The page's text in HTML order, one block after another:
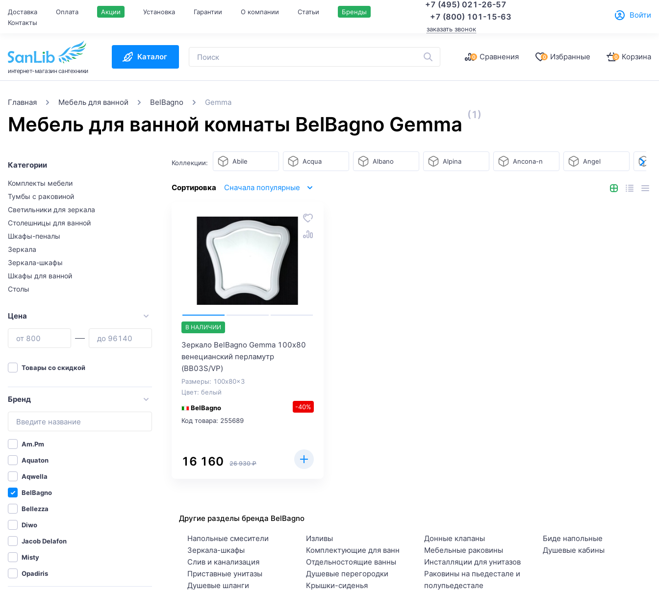
Доставка Оплата Акции Установка Гарантии О компании Статьи
Бренды
Контакты
+7 (495) 021-26-57
+7 (800) 101-15-63
заказать звонок
Войти
интернет-магазин сантехники
Каталог 0 Сравнения 0 Избранные 0 Корзина
Главная Мебель для ванной BelBagno Gemma
Мебель для ванной комнаты BelBagno Gemma (1)
Категории
Комплекты мебели
Тумбы с раковиной
Светильники для зеркала
Столешницы для ванной
Шкафы-пеналы
Зеркала
Зеркала-шкафы
Шкафы для ванной
Столы
Цена
Товары со скидкой
Бренд
Am.Pm
Aquaton
Aqwella
BelBagno
Bellezza
Diwo
Jacob Delafon
Misty
Opadiris
Коллекции: Abile Acqua Albano Alpina Ancona-n Angel
Сортировка Сначала популярные
В НАЛИЧИИ
Зеркало BelBagno Gemma 100х80
венецианский перламутр
(BB03S/VP)
Размеры: 100x80x3
Цвет: белый
BelBagno
-40%
Код товара: 255689
16 160 26 930 ₽
Другие разделы бренда BelBagno
Напольные смесители
Зеркала-шкафы
Слив и канализация
Приставные унитазы
Душевые шланги
Изливы
Комплектующие для ванн
Отдельностоящие ванны
Душевые перегородки
Крышки-сиденья
Донные клапаны
Мебельные раковины
Инсталляции для унитазов
Раковины на пьедестале и
полупьедестале
Биде напольные
Душевые кабины